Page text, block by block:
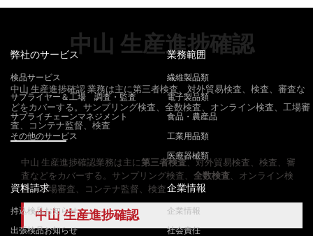
中山 生産進捗確認
中山 生産進捗確認 業務は主に第三者検査、対外貿易検査、検査、審査な
どをカバーする。サンプリング検査、全数検査、オンライン検査、工場審
査、コンテナ監督、検査
中山 生産進捗確認業務は主に 第三者検査、対外貿易検査、検査、審
査などをカバーする。サンプリング検査、 全数検査 、オンライン検
査、工場審査、コンテナ監督、検査
中山 生産進捗確認
弊社のサービス
検品サービス
サプライヤー＆工場 調査・監査
サプライチェーンマネジメント
その他のサービス
業務範囲
繊維製品類
電子製品類
食品・農産品
工業用品類
医療器械類
資料請求
持込検品お知らせ
出張検品お知らせ
企業情報
企業情報
社会責任